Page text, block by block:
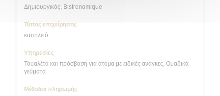
Δημιουργικός, Bistronomique
Τύπος επιχείρησης
καπηλειό
Υπηρεσίες
Τουαλέτα και πρόσβαση για άτομα με ειδικές ανάγκες, Ομαδικά
γεύματα
Μέθοδοι πληρωμής